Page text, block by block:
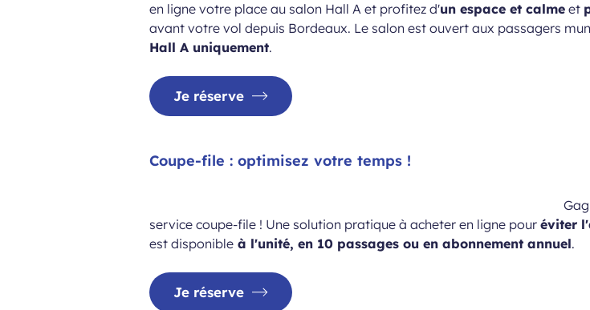
en ligne votre place au salon Hall A et profitez d'un espace et calme et
avant votre vol depuis Bordeaux. Le salon est ouvert aux passagers
Hall A uniquement.
Je réserve
Coupe-file : optimisez votre temps !
service coupe-file ! Une solution pratique à acheter en ligne pouréviter
est disponible à l'unité, en 10 passages ou en abonnement annuel.
Je réserve